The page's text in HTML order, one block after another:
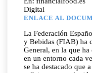
Digital
ENLACE AL
La Federación
y Bebidas (FIAB) ha
General, en la que
en un entorno cada
se ha destacado que